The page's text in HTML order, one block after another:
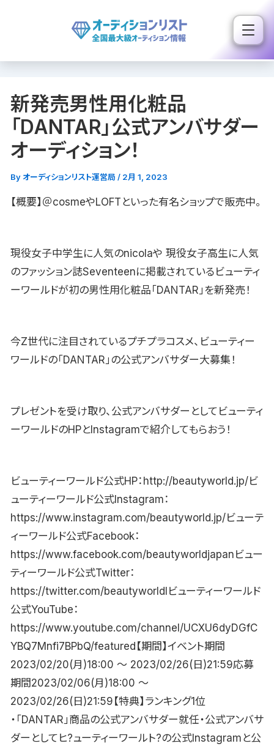
ス
新発売男性用化粧品
「DANTAR」公式アンバサダー
オーディション！
By オーディションリスト運営局 / 2月 1, 2023
【概要】＠cosmeやLOFTといった有名ショップで販売中。
現役女子中学生に人気のnicolaや 現役女子高生に人気
のファッション誌Seventeenに掲載されているビューティ
ーワールドが初の男性用化粧品「DANTAR」を新発売！
今Z世代に注目されているプチプラコスメ、ビューティー
ワールドの「DANTAR」の公式アンバサダー大募集！
プレゼントを受け取り、公式アンバサダーとしてビューティ
ーワールドのHPとInstagramで紹介してもらおう！
ビューティーワールド公式HP：http://beautyworld.jp/ビ
ューティーワールド公式Instagram：
https://www.instagram.com/beautyworld.jp/ビューテ
ィーワールド公式Facebook：
https://www.facebook.com/beautyworldjapanビュー
ティーワールド公式Twitter：
https://twitter.com/beautyworldlビューティーワールド
公式YouTube：
https://www.youtube.com/channel/UCXU6dyDGfC
YBQ7Mnfi7BPbQ/featured【期間】イベント期間
2023/02/20(月)18:00 〜 2023/02/26(日)21:59応募
期間2023/02/06(月)18:00 〜
2023/02/26(日)21:59【特典】ランキング1位
・「DANTAR」商品の公式アンバサダー就任・公式アンバサ
ダーとしてヒ?ューティーワールト?の公式Instagramと公